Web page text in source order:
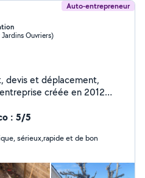
Auto-entrepreneur
Ouvriers)
devis et déplacement,
créée en 2012
: 5/5
sérieux,rapide et de bon